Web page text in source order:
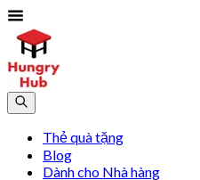
Thẻ quà tặng
Blog
Dành cho Nhà hàng